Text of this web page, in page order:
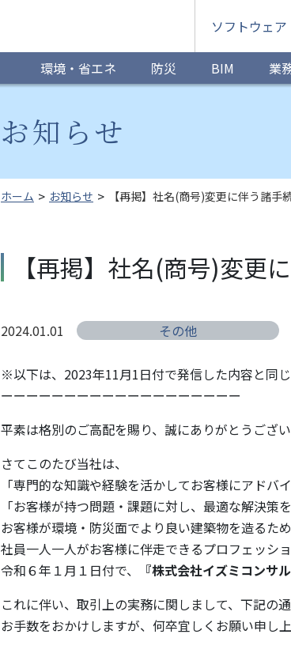
ソフトウェア
環境・省エネ 防災 BIM 業
お知らせ
ホーム お知らせ 【再掲】社名(商号)変更に伴う諸⼿
【再掲】社名(商号)変更
2024.01.01 その他
※以下は、2023年11月1日付で発信した内容と同じ
ーーーーーーーーーーーーーーーーーーー
平素は格別のご⾼配を賜り、誠にありがとうござい
さてこのたび当社は、
「専門的な知識や経験を活かしてお客様にアドバ
「お客様が持つ問題・課題に対し、最適な解決策
お客様が環境・防災面でより良い建築物を造るため
社員一人一人がお客様に伴走できるプロフェッシ
令和６年１⽉１⽇付で、
『株式会社イズミコンサ
これに伴い、取引上の実務に関しまして、下記の
お⼿数をおかけしますが、何卒宜しくお願い申し上